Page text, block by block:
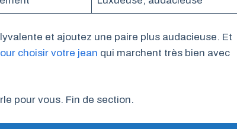
et ajoutez une paire plus audacieuse. Et
choisir votre jean qui marchent très bien avec
pour vous. Fin de section.